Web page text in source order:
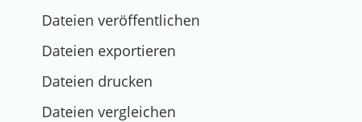
Dateien veröffentlichen
Dateien exportieren
Dateien drucken
Dateien vergleichen